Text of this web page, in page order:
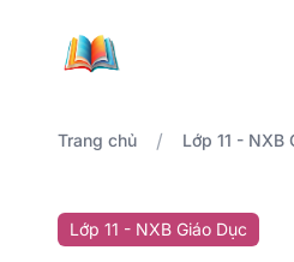
Trang chủ / Lớp 11 - NXB
Lớp 11 - NXB Giáo Dục